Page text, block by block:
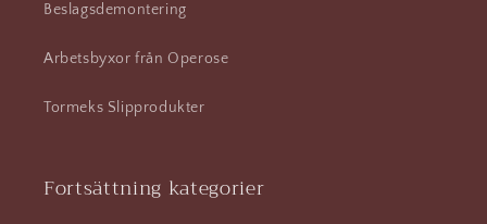
Beslagsdemontering
Arbetsbyxor från Operose
Tormeks Slipprodukter
Fortsättning kategorier